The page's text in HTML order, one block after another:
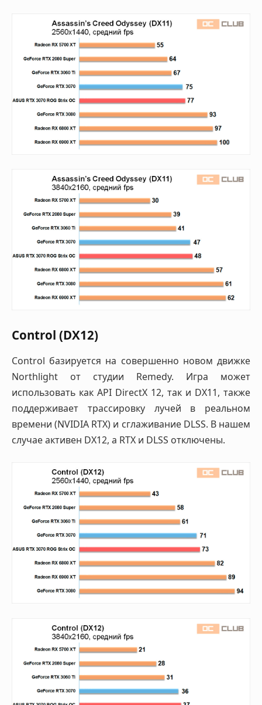
Control (DX12)
Control базируется на совершенно новом движке
Northlight от студии Remedy. Игра может
использовать как API DirectX 12, так и DX11, также
поддерживает трассировку лучей в реальном
времени (NVIDIA RTX) и сглаживание DLSS. В нашем
случае активен DX12, а RTX и DLSS отключены.